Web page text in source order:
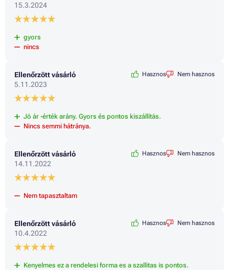
15.3.2024
gyors
nincs
Ellenőrzött vásárló
5.11.2023
Hasznos Nem hasznos
Jó ár -érték arány. Gyors és pontos kiszállítás.
Nincs semmi hátránya.
Ellenőrzött vásárló
14.11.2022
Hasznos Nem hasznos
Nem tapasztaltam
Ellenőrzött vásárló
10.4.2022
Hasznos Nem hasznos
Kenyelmes ez a rendelesi forma es a szallitas is pontos.